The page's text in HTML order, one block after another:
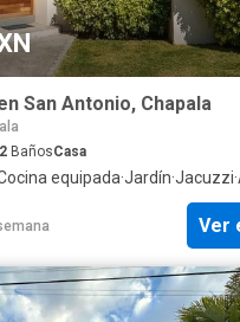
San Antonio, Chapala
2 BañosCasa
equipada·Jardín·Jacuzzi·
Ver